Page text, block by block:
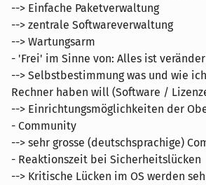
--> Einfache Paketverwaltung
--> zentrale Softwareverwaltung
--> Wartungsarm
- 'Frei' im Sinne von: Alles ist
--> Selbstbestimmung was und wie
Rechner haben will (Software /
--> Einrichtungsmöglichkeiten der
- Community
--> sehr grosse (deutschsprachige)
- Reaktionszeit bei Sicherheitslücken
--> Kritische Lücken im OS werden